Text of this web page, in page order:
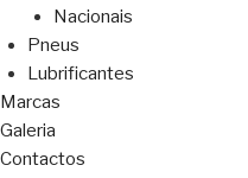
Nacionais
Pneus
Lubrificantes
Marcas
Galeria
Contactos